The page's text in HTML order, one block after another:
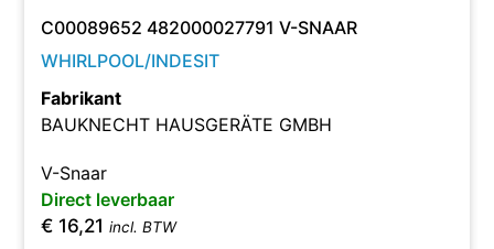
C00089652 482000027791 V-SNAAR
WHIRLPOOL/INDESIT
Fabrikant
BAUKNECHT HAUSGERÄTE GMBH
V-Snaar
Direct leverbaar
€ 16,21 incl. BTW